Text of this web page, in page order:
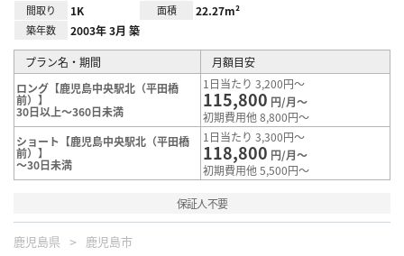
間取り 1K 面積 22.27m²
築年数 2003年 3月 築
プラン名・期間
月額目安
ロング【鹿児島中央駅北（平田橋
前）】
30日以上～360日未満
1日当たり 3,200円～
115,800 円/月～
初期費用他 8,800円～
ショート【鹿児島中央駅北（平田橋
前）】
～30日未満
1日当たり 3,300円～
118,800 円/月～
初期費用他 5,500円～
保証人不要
鹿児島県 鹿児島市